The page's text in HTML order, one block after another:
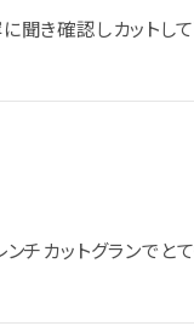
聞き確認しカットし
ンチカットグランで